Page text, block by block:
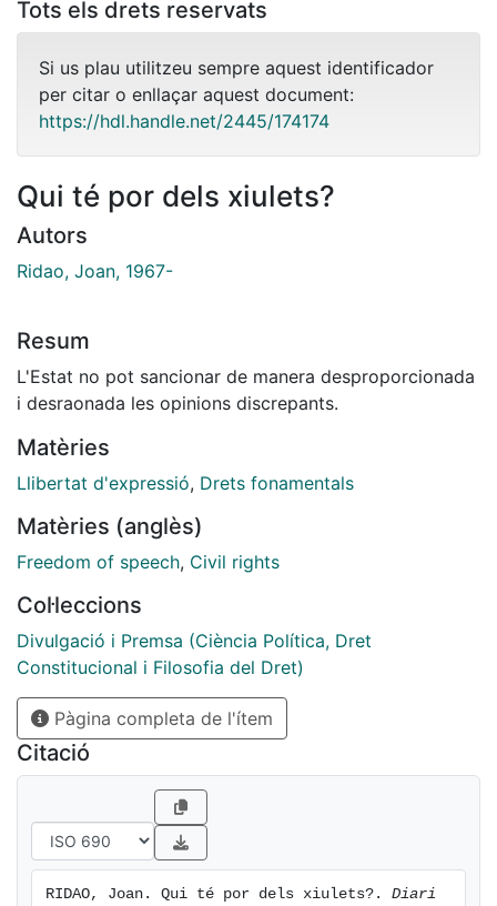
Tots els drets reservats
Si us plau utilitzeu sempre aquest identificador
per citar o enllaçar aquest document:
https://hdl.handle.net/2445/174174
Qui té por dels xiulets?
Autors
Ridao, Joan, 1967-
Resum
L'Estat no pot sancionar de manera desproporcionada
i desraonada les opinions discrepants.
Matèries
Llibertat d'expressió, Drets fonamentals
Matèries (anglès)
Freedom of speech, Civil rights
Col·leccions
Divulgació i Premsa (Ciència Política, Dret
Constitucional i Filosofia del Dret)
Pàgina completa de l'ítem
Citació
RIDAO, Joan. Qui té por dels xiulets?. Diari